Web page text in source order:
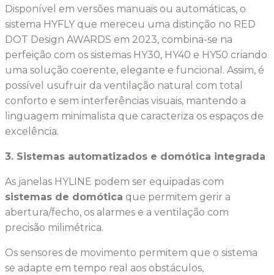
Disponível em versões manuais ou automáticas, o
sistema HYFLY que mereceu uma distinção no RED
DOT Design AWARDS em 2023, combina-se na
perfeição com os sistemas HY30, HY40 e HY50 criando
uma solução coerente, elegante e funcional. Assim, é
possível usufruir da ventilação natural com total
conforto e sem interferências visuais, mantendo a
linguagem minimalista que caracteriza os espaços de
excelência.
3. Sistemas automatizados e domótica integrada
As janelas HYLINE podem ser equipadas com
sistemas de domótica que permitem gerir a
abertura/fecho, os alarmes e a ventilação com
precisão milimétrica.
Os sensores de movimento permitem que o sistema
se adapte em tempo real aos obstáculos,